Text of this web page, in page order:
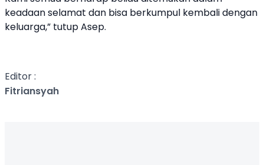
keadaan selamat dan bisa berkumpul kembali dengan
keluarga,” tutup Asep.
Editor :
Fitriansyah